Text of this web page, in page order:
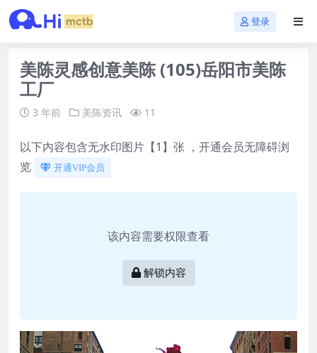
登录
美陈灵感创意美陈 (105)岳阳市美陈
工厂
3 年前 美陈资讯 11
以下内容包含无水印图片【1】张 ，开通会员无障碍浏
览
开通VIP会员
该内容需要权限查看
解锁内容